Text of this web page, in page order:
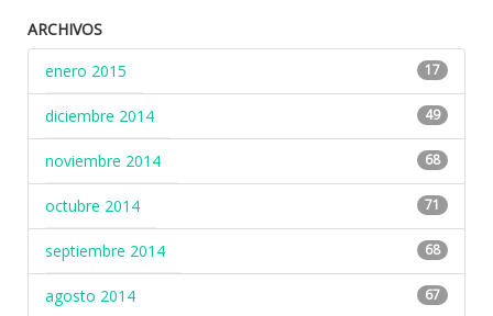
ARCHIVOS
enero 2015
17
diciembre 2014 49
noviembre 2014 68
octubre 2014 71
septiembre 2014 68
agosto 2014 67